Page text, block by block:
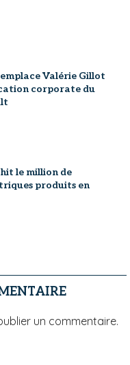
Valérie Gillot
corporate du
le million de
produits en
un commentaire.